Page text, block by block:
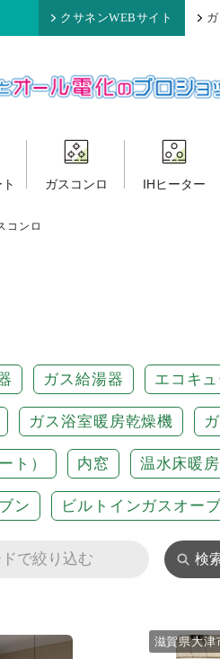
クサネンWEBサイト
ガスコンロ IHヒーター
コンロ
ガス給湯器 エコキュ
ガス浴室暖房乾燥機
ト） 内窓 温水床暖房
ン ビルトインガスオー
検
滋賀県大津